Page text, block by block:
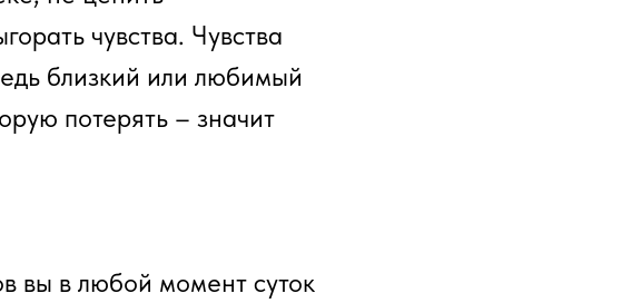
чувства. Чувства
близкий или любимый
потерять – значит
вы в любой момент суток